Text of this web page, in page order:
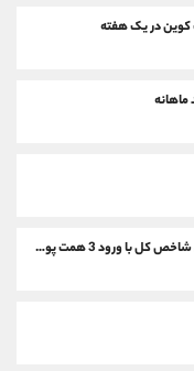
بورس 9 تیر 1405؛ رشد 68 هزار واحدی شاخص کل با ورود 3 همت پول حقیقی